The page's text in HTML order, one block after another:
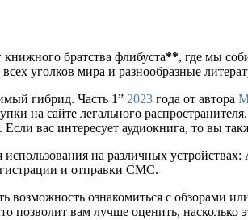
братства флибуста**, где мы
уголков мира и разнообразные
гибрид. Часть 1” 2023 года от автора
на сайте легального
вас интересует аудиокнига, то вы
на различных
и отправки СМС.
возможность ознакомиться с обзорами
позволит вам лучше оценить, насколько